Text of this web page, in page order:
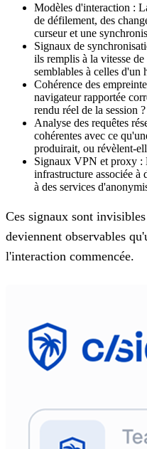
Modèles d'interaction :
de défilement, des
curseur et une
Signaux de
ils remplis à la vitesse
semblables à celles d'un
Cohérence des
navigateur rapportée
rendu réel de la session ?
Analyse des requêtes
cohérentes avec ce
produirait, ou révèlent-
Signaux VPN et proxy :
infrastructure associée
à des services
Ces signaux sont
deviennent observables
l'interaction commencée.